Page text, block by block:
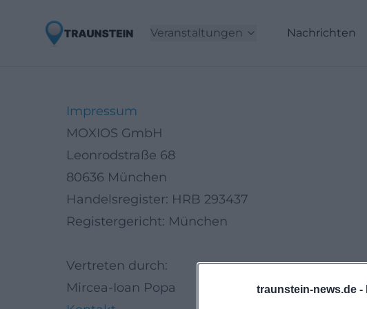
traunstein-news.de -
Veranstaltungen Nachrichten
Impressum
MOXIOS GmbH
Leonrodstraße 68
80636 München
Handelsregister: HRB 293437
Registergericht: München
Vertreten durch:
Mircea-Ioan Popa